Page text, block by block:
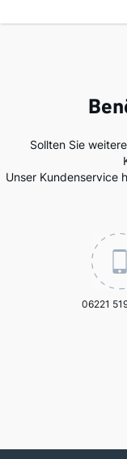
Sollten Sie
Unser Kundenservice
06221